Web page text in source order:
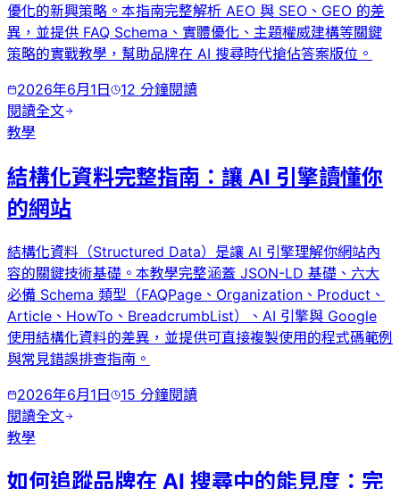
優化的新興策略。本指南完整解析 AEO 與 SEO、GEO 的差
異，並提供 FAQ Schema、實體優化、主題權威建構等關鍵
策略的實戰教學，幫助品牌在 AI 搜尋時代搶佔答案版位。
2026年6月1日
12 分鐘閱讀
閱讀全文
教學
結構化資料完整指南：讓 AI 引擎讀懂你
的網站
結構化資料（Structured Data）是讓 AI 引擎理解你網站內
容的關鍵技術基礎。本教學完整涵蓋 JSON-LD 基礎、六大
必備 Schema 類型（FAQPage、Organization、Product、
Article、HowTo、BreadcrumbList）、AI 引擎與 Google
使用結構化資料的差異，並提供可直接複製使用的程式碼範例
與常見錯誤排查指南。
2026年6月1日
15 分鐘閱讀
閱讀全文
教學
如何追蹤品牌在 AI 搜尋中的能見度：完